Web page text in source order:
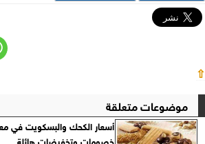
⇧
موضوعات متعلقة